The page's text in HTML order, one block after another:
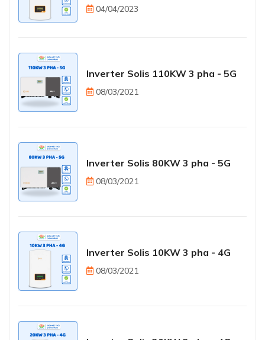
04/04/2023
Inverter Solis 110KW 3 pha - 5G
08/03/2021
Inverter Solis 80KW 3 pha - 5G
08/03/2021
Inverter Solis 10KW 3 pha - 4G
08/03/2021